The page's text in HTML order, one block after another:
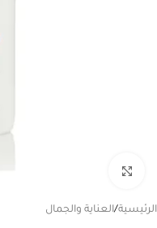
الرئيسية/العناية والجمال